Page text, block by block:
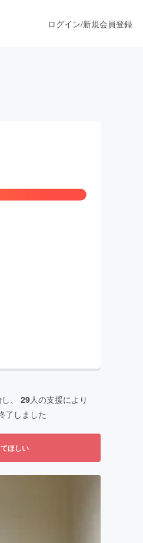
ログイン/新規会員登録
、 29人の支援により
了しました
ほしい